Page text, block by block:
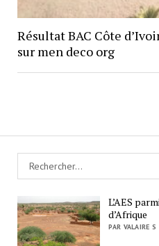
Résultat BAC Côte
sur men deco org
L’AES
d’Afrique
PAR VALAIRE S